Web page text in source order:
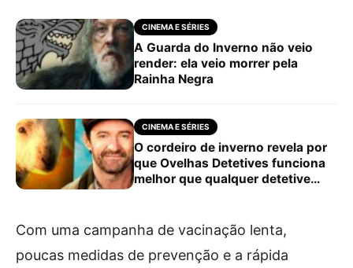
CINEMA E SÉRIES
A Guarda do Inverno não veio
render: ela veio morrer pela
Rainha Negra
CINEMA E SÉRIES
O cordeiro de inverno revela por
que Ovelhas Detetives funciona
melhor que qualquer detetive
Com uma campanha de vacinação lenta,
poucas medidas de prevenção e a rápida